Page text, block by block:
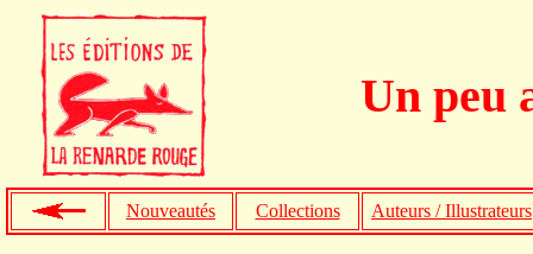
Un peu
Nouveautés Collections Auteurs / Illustrateurs